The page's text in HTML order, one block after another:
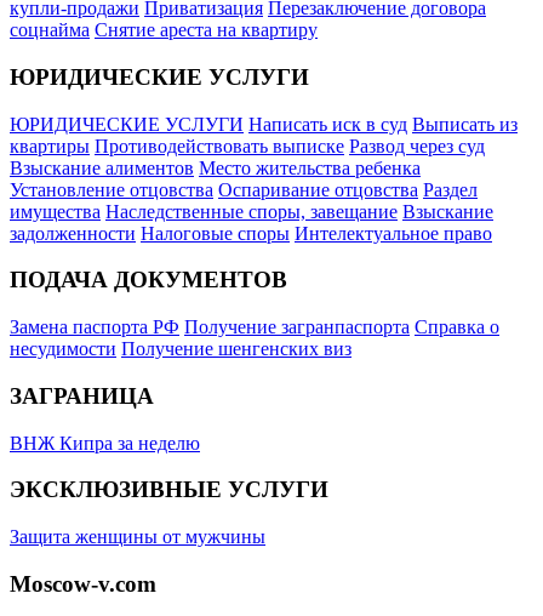
купли-продажи Приватизация Перезаключение договора
соцнайма Снятие ареста на квартиру
ЮРИДИЧЕСКИЕ УСЛУГИ
ЮРИДИЧЕСКИЕ УСЛУГИ Написать иск в суд Выписать из
квартиры Противодействовать выписке Развод через суд
Взыскание алиментов Место жительства ребенка
Установление отцовства Оспаривание отцовства Раздел
имущества Наследственные споры, завещание Взыскание
задолженности Налоговые споры Интелектуальное право
ПОДАЧА ДОКУМЕНТОВ
Замена паспорта РФ Получение загранпаспорта Справка о
несудимости Получение шенгенских виз
ЗАГРАНИЦА
ВНЖ Кипра за неделю
ЭКСКЛЮЗИВНЫЕ УСЛУГИ
Защита женщины от мужчины
Moscow-v.com